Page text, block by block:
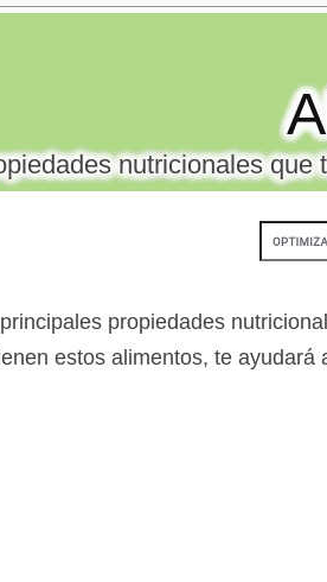
nutricionales que
propiedades
estos alimentos, te ayudará